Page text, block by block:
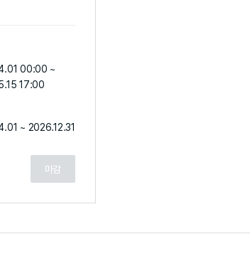
00:00 ~
17:00
~ 2026.12.31
마감